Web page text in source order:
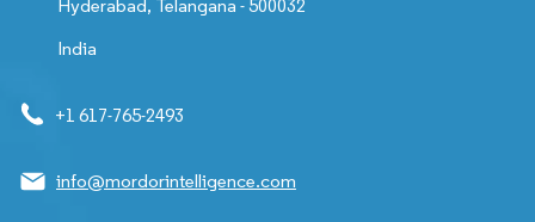
Hyderabad, Telangana - 500032
India
+1 617-765-2493
info@mordorintelligence.com